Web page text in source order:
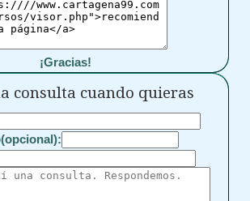
¡Gracias!
consulta cuando quieras